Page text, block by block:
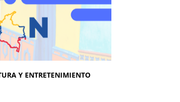
Y ENTRETENIMIENTO